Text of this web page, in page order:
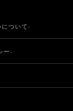
ついて-
ー-